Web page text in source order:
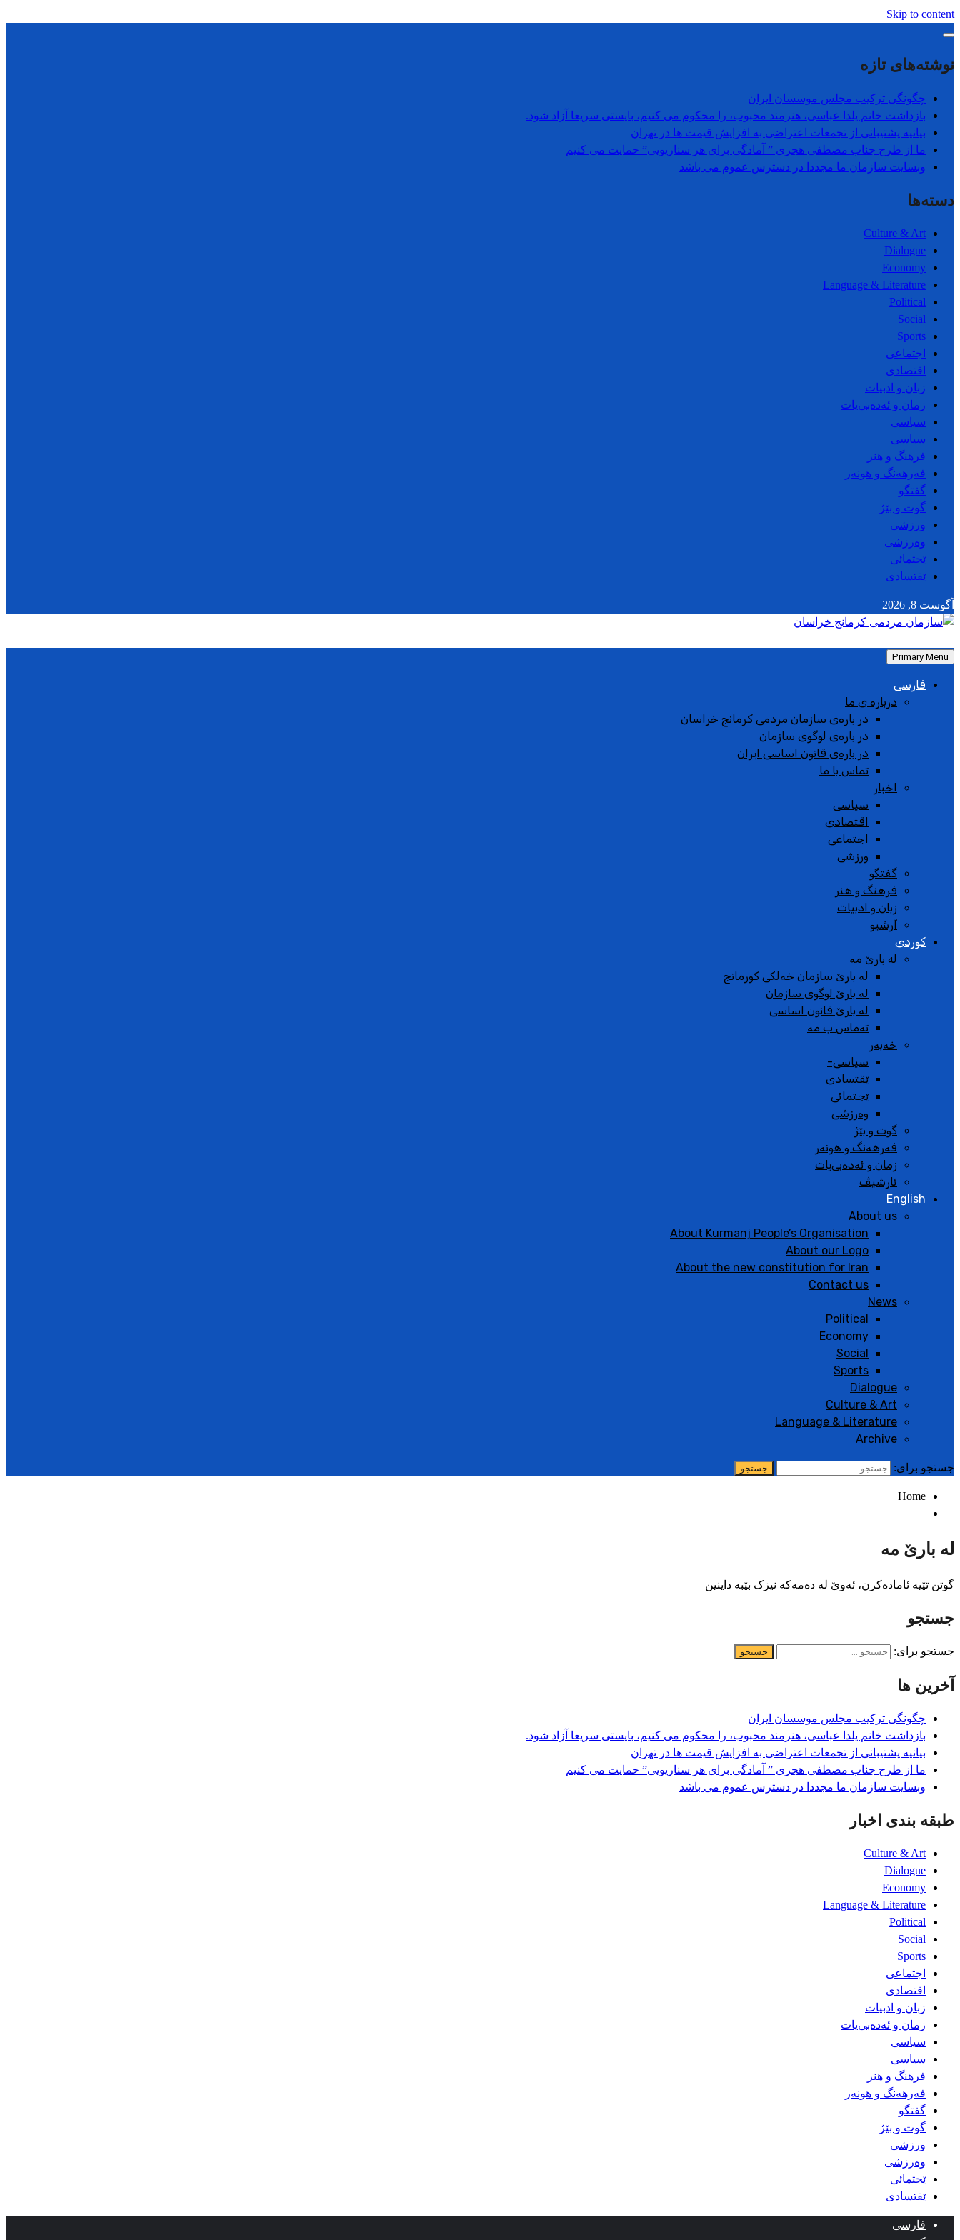
Skip to content
نوشته‌های تازه
چگونگی ترکیب مجلس موسسان ایران
بازداشت خانم یلدا عباسی، هنرمند محبوب، را محکوم می کنیم، بایستی سریعا آزاد شود.
بیانیه پشتیبانی از تجمعات اعتراضی به افزایش قیمت ها در تھران
ما از طرح جناب مصطفی هجری ” آمادگی برای هر سناریویی” حمایت می کنیم
وبسایت سازمان ما مجددا در دسترس عموم می باشد
دسته‌ها
Culture & Art
Dialogue
Economy
Language & Literature
Political
Social
Sports
اجتماعی
اقتصادی
زبان و ادبیات
زمان و ئەدەبی‌یات
سیاسی
سیاسی
فرهنگ و هنر
فەرهەنگ و هونەر
گفتگو
گوت و بێژ
ورزشی
وەرزشی
ێجتمائی
ێقتسادی
آگوست 8, 2026
Primary Menu
فارسی
درباره ی ما
در باره‌ی سازمان مردمی کرمانج خراسان
در باره‌ی لوگوی سازمان
در باره‌ی قانون اساسی ایران
تماس با ما
اخبار
سیاسی
اقتصادی
اجتماعی
ورزشی
گفتگو
فرهنگ و هنر
زبان و ادبیات
آرشیو
کوردی
له بارێ مە
لە بارێ سازمان خەلکی کورمانج
لە بارێ لوگوی سازمان
لە بارێ قانون اساسی
تەماس ب مە
خەبەر
سیاسی-
ێقتسادی
ێجتمائی
وەرزشی
گوت و بێژ
فەرهەنگ و هونەر
زمان و ئەدەبی‌یات
ئارشیڤ
English
About us
About Kurmanj People’s Organisation
About our Logo
About the new constitution for Iran
Contact us
News
Political
Economy
Social
Sports
Dialogue
Culture & Art
Language & Literature
Archive
جستجو برای:
Home
له بارێ مە
گوتن تێیە ئامادەکرن، ئەوێ لە دەمەکە نیزک بێبە داینین
جستجو
جستجو برای:
آخرین ها
چگونگی ترکیب مجلس موسسان ایران
بازداشت خانم یلدا عباسی، هنرمند محبوب، را محکوم می کنیم، بایستی سریعا آزاد شود.
بیانیه پشتیبانی از تجمعات اعتراضی به افزایش قیمت ها در تھران
ما از طرح جناب مصطفی هجری ” آمادگی برای هر سناریویی” حمایت می کنیم
وبسایت سازمان ما مجددا در دسترس عموم می باشد
طبقه بندی اخبار
Culture & Art
Dialogue
Economy
Language & Literature
Political
Social
Sports
اجتماعی
اقتصادی
زبان و ادبیات
زمان و ئەدەبی‌یات
سیاسی
سیاسی
فرهنگ و هنر
فەرهەنگ و هونەر
گفتگو
گوت و بێژ
ورزشی
وەرزشی
ێجتمائی
ێقتسادی
فارسی